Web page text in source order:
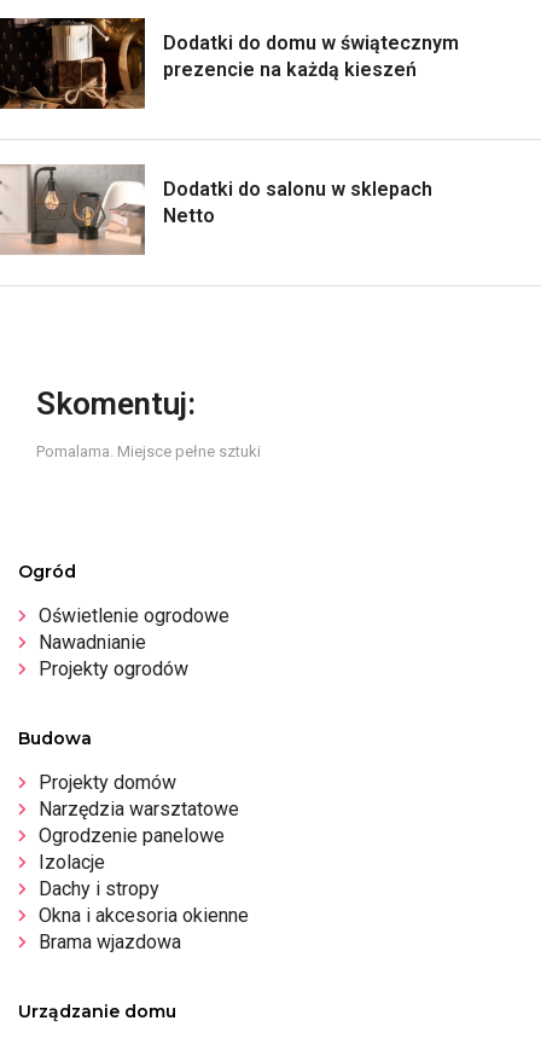
Dodatki do domu w świątecznym
prezencie na każdą kieszeń
Dodatki do salonu w sklepach
Netto
Skomentuj:
Pomalama. Miejsce pełne sztuki
Ogród
Oświetlenie ogrodowe
Nawadnianie
Projekty ogrodów
Budowa
Projekty domów
Narzędzia warsztatowe
Ogrodzenie panelowe
Izolacje
Dachy i stropy
Okna i akcesoria okienne
Brama wjazdowa
Urządzanie domu